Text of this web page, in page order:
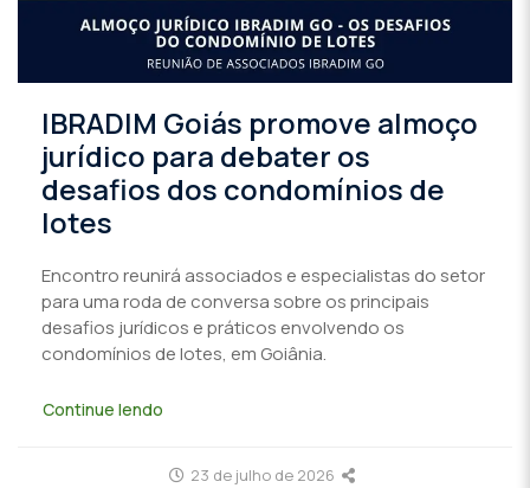
IBRADIM Goiás promove almoço
jurídico para debater os
desafios dos condomínios de
lotes
Encontro reunirá associados e especialistas do setor
para uma roda de conversa sobre os principais
desafios jurídicos e práticos envolvendo os
condomínios de lotes, em Goiânia.
Continue lendo
23 de julho de 2026